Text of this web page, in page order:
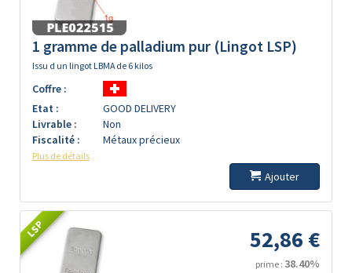
1 gramme de palladium pur (Lingot LSP)
Issu d un lingot LBMA de 6 kilos
Coffre :
Etat :
GOOD DELIVERY
Livrable :
Non
Fiscalité :
Métaux précieux
Plus de détails
Ajouter
LSP 52,86 €
prime : 38.40%